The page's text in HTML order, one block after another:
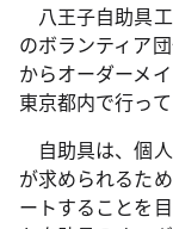
八王子自助具
のボランティア
からオーダーメ
東京都内で行って
自助具は、個
が求められるた
ートすることを